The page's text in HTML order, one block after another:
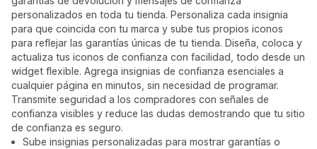
personalizados en toda tu tienda. Personaliza cada insignia
para que coincida con tu marca y sube tus propios iconos
para reflejar las garantías únicas de tu tienda. Diseña, coloca y
actualiza tus iconos de confianza con facilidad, todo desde un
widget flexible. Agrega insignias de confianza esenciales a
cualquier página en minutos, sin necesidad de programar.
Transmite seguridad a los compradores con señales de
confianza visibles y reduce las dudas demostrando que tu sitio
de confianza es seguro.
Sube insignias personalizadas para mostrar garantías o